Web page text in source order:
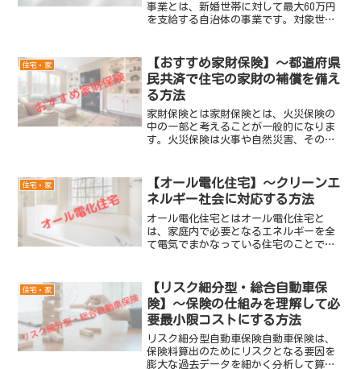
事業とは、新婚世帯に対して最大60万円
を支給する自治体の事業です。対象世帯
性があります。結婚に伴う経済的負担を
軽減するため、...
住宅・家
【おすすめ家財保険】～都道府県
民共済で住宅の家財の補償を備え
る方法
家財保険とは家財保険とは、火災保険の
中の一部と考えることが一般的になりま
す。火災保険は火事や自然災害、その他
険では、家財への補償のみ（建物の補償
はなし）で加入できます。...
住宅・家
【オール電化住宅】～クリーンエ
ネルギー社会に対応する方法
オール電化住宅とはオール電化住宅と
は、家庭内で必要となるエネルギーを全
て電気でまかなっている住宅のことで
とんどかと思います。しかし、オール電
化住宅ではガス灯油を使用せず...
住宅・家
【リスク細分型・総合自動車保
険】～保険の仕組みを理解して必
要最小限コストにする方法
リスク細分型自動車保険自動車保険は、
保険料算出のためにリスクとなる要因を
膨大な過去データを細かく分析して算出